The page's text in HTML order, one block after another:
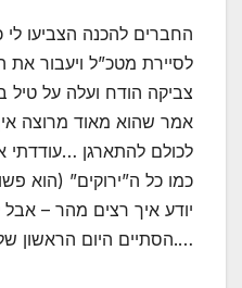
החברים להכנה הצביעו לי
לסיירת מטכ”ל ויעבור
צביקה הודח ועלה על
אמר שהוא מאוד מרוצה
לכולם להתארגן
כמו כל ה”ירוקים” (הוא
יודע איך רצים מהר –
….הסתיים היום הראשון